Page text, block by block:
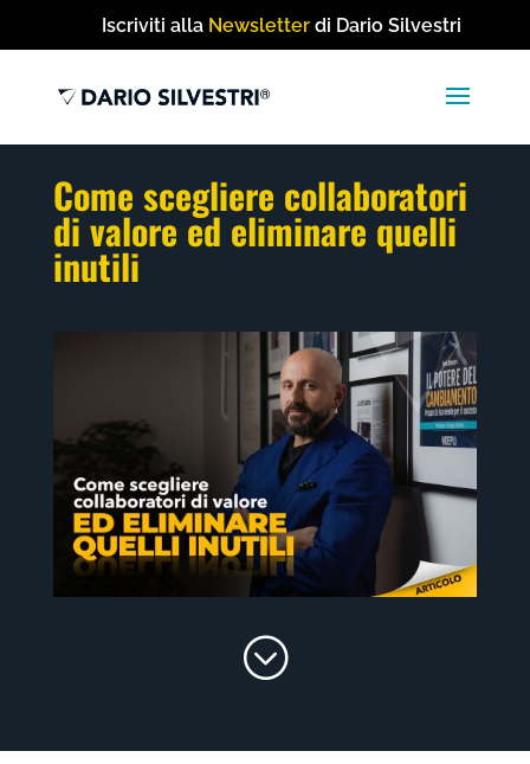
Iscriviti alla Newsletter di Dario Silvestri
Come scegliere collaboratori
di valore ed eliminare quelli
inutili
;